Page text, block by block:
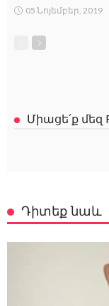
05 Նոյեմբեր, 2019
Միացե՛ք մեզ
Դիտեք նաև